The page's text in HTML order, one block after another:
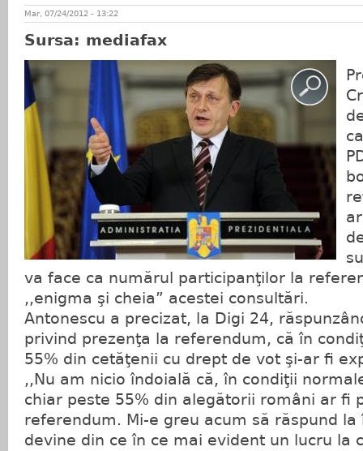
Mar, 07/24/2012 - 13:22
Sursa: mediafax
va face ca numărul participanţilor la
,,enigma şi cheia” acestei consultări.
Antonescu a precizat, la Digi 24,
privind prezenţa la referendum, că în
55% din cetăţenii cu drept de vot şi-ar fi
,,Nu am nicio îndoială că, în condiţii
chiar peste 55% din alegătorii români ar fi
referendum. Mi-e greu acum să răspund
devine din ce în ce mai evident un lucru la